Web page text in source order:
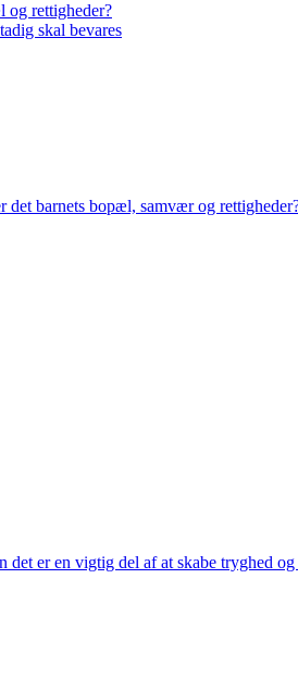
og rettigheder?
skal bevares
barnets bopæl, samvær og
er en vigtig del af at skabe tryghed